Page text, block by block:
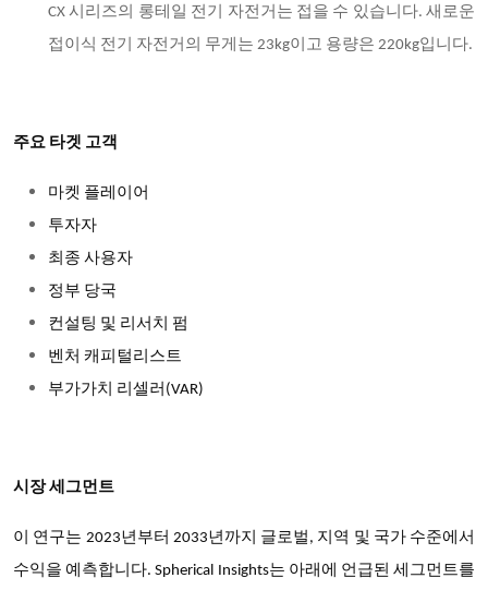
CX 시리즈의 롱테일 전기 자전거는 접을 수 있습니다. 새로운
접이식 전기 자전거의 무게는 23kg이고 용량은 220kg입니다.
주요 타겟 고객
마켓 플레이어
투자자
최종 사용자
정부 당국
컨설팅 및 리서치 펌
벤처 캐피털리스트
부가가치 리셀러(VAR)
시장 세그먼트
이 연구는 2023년부터 2033년까지 글로벌, 지역 및 국가 수준에서
수익을 예측합니다. Spherical Insights는 아래에 언급된 세그먼트를